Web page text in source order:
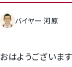
静岡産クラウン
クラウンメロン
バイヤー 河原
おはようございま